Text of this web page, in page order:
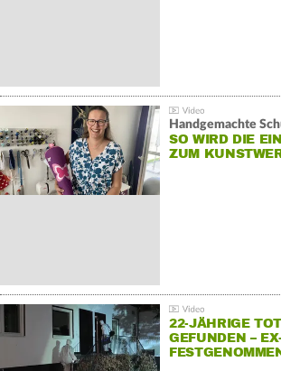
Handgemachte
SO WIRD DIE
ZUM
22-JÄHRIGE
GEFUNDEN –